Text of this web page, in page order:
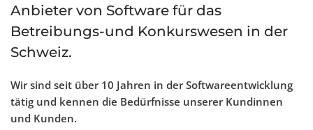
Anbieter von Software für das
Betreibungs-und Konkurswesen in der
Schweiz.
Wir sind seit über 10 Jahren in der Softwareentwicklung
tätig und kennen die Bedürfnisse unserer Kundinnen
und Kunden.